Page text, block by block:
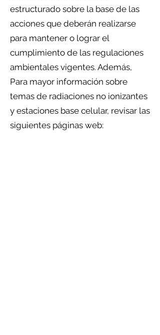
estructurado sobre la base de las
acciones que deberán realizarse
para mantener o lograr el
cumplimiento de las regulaciones
ambientales vigentes. Además,
Para mayor información sobre
temas de radiaciones no ionizantes
y estaciones base celular, revisar las
siguientes páginas web: